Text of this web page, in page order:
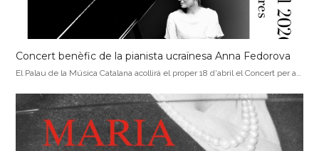
Concert benèfic de la pianista ucraïnesa Anna Fedorova
El Palau de la Música Catalana acollirà el proper 18 d'abril el Concert per a…